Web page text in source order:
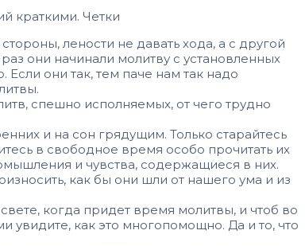
краткими. Четки
лености не давать хода, а с другой
они начинали молитву с установленных
они так, тем паче нам так надо
спешно исполняемых, от чего трудно
и на сон грядущим. Только старайтесь
в свободное время особо прочитать их
и чувства, содержащиеся в них.
как бы они шли от нашего ума и из
когда придет время молитвы, и чтоб во
увидите, как это многопомощно. Да и то, что